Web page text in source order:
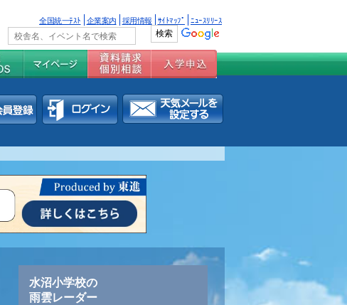
全国統一ﾃｽﾄ 企業案内 採用情報 ｻｲﾄﾏｯﾌﾟ ﾆｭｰｽﾘﾘｰｽ
水沼小学校の
雨雲レーダー